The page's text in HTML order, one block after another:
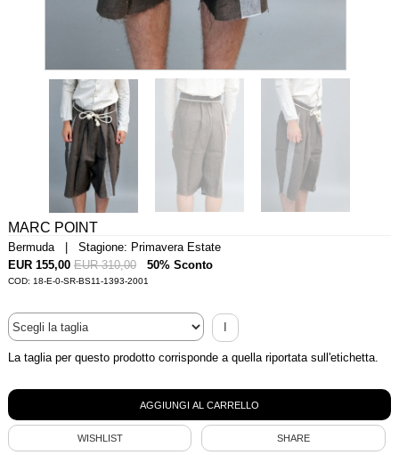
MARC POINT
Bermuda | Stagione: Primavera Estate
EUR 155,00 EUR 310,00 50% Sconto
COD: 18-E-0-SR-BS11-1393-2001
I
La taglia per questo prodotto corrisponde a quella riportata sull'etichetta.
WISHLIST SHARE